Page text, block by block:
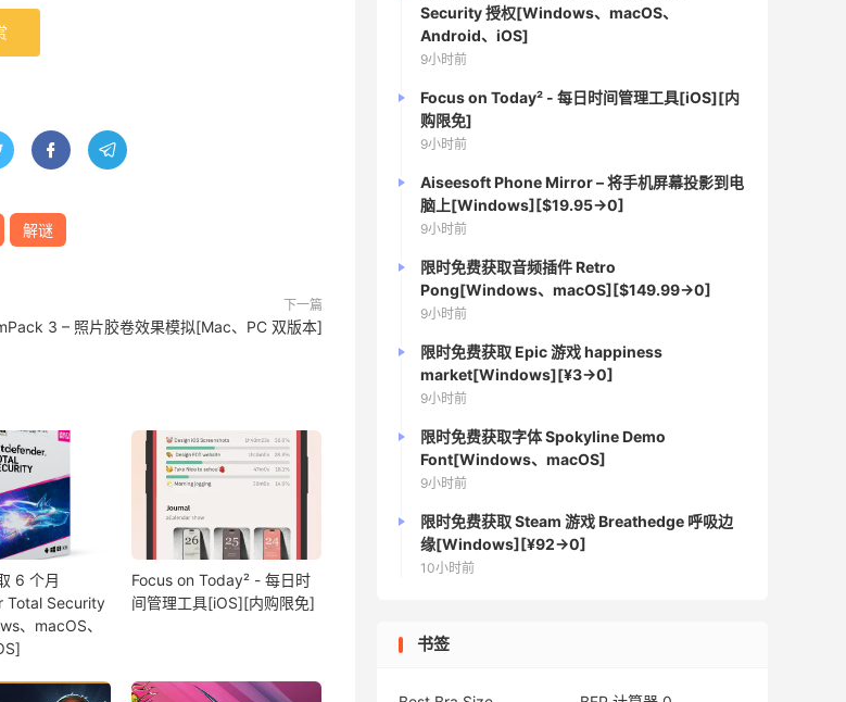
 
解谜
下一篇
3 – 照片胶卷效果模拟[Mac、PC 双版本]
6 个月
Total Security
、macOS、
Focus on Today² - 每日时
间管理工具[iOS][内购限免]
Security 授权[Windows、macOS、
Android、iOS]
9小时前
Focus on Today² - 每日时间管理工具[iOS][内
购限免]
9小时前
Aiseesoft Phone Mirror – 将手机屏幕投影到电
脑上[Windows][$19.95→0]
9小时前
限时免费获取音频插件 Retro
Pong[Windows、macOS][$149.99→0]
9小时前
限时免费获取 Epic 游戏 happiness
market[Windows][¥3→0]
9小时前
限时免费获取字体 Spokyline Demo
Font[Windows、macOS]
9小时前
限时免费获取 Steam 游戏 Breathedge 呼吸边
缘[Windows][¥92→0]
10小时前
书签